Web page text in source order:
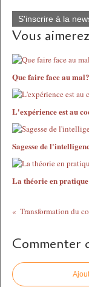
S'inscrire à la
Vous
Que faire face au mal?
L'expérience est au
Sagesse de
La théorie en pratique
Transformation du
Commenter